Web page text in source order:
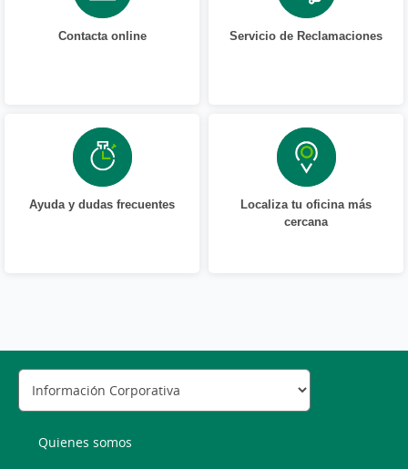
Contacta online Servicio de Reclamaciones
Ayuda y dudas frecuentes
Localiza tu oficina más
cercana
Quienes somos